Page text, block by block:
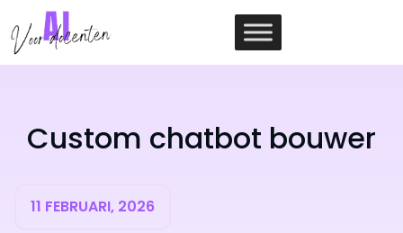
naar
de
Custom chatbot bouwer
11 FEBRUARI, 2026